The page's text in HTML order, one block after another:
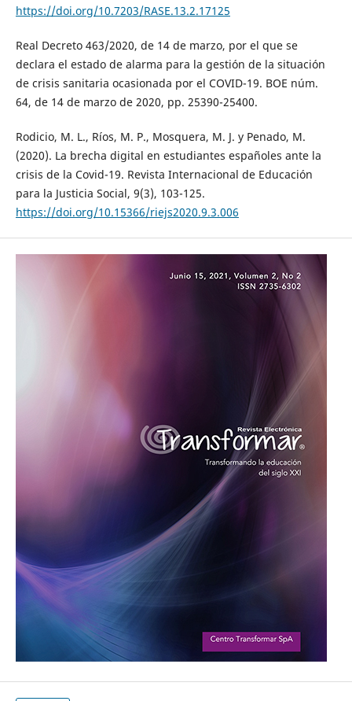
https://doi.org/10.7203/RASE.13.2.17125
Real Decreto 463/2020, de 14 de marzo, por el que se
declara el estado de alarma para la gestión de la situación
de crisis sanitaria ocasionada por el COVID-19. BOE núm.
64, de 14 de marzo de 2020, pp. 25390-25400.
Rodicio, M. L., Ríos, M. P., Mosquera, M. J. y Penado, M.
(2020). La brecha digital en estudiantes españoles ante la
crisis de la Covid-19. Revista Internacional de Educación
para la Justicia Social, 9(3), 103-125.
https://doi.org/10.15366/riejs2020.9.3.006